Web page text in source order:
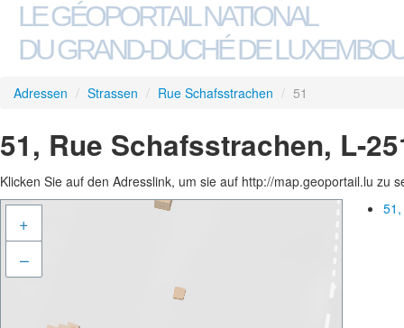
LE GÉOPORTAIL NATIONAL
DU GRAND-DUCHÉ DE
Adressen / Strassen / Rue Schafsstrachen / 51
51, Rue Schafsstrachen, L-
Klicken Sie auf den Adresslink, um sie auf http://map.geoportail.lu zu
+
–